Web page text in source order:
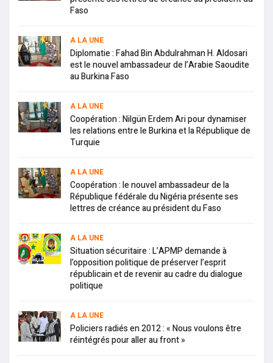
Faso
A LA UNE
Diplomatie : Fahad Bin Abdulrahman H. Aldosari
est le nouvel ambassadeur de l’Arabie Saoudite
au Burkina Faso
A LA UNE
Coopération : Nilgün Erdem Ari pour dynamiser
les relations entre le Burkina et la République de
Turquie
A LA UNE
Coopération : le nouvel ambassadeur de la
République fédérale du Nigéria présente ses
lettres de créance au président du Faso
A LA UNE
Situation sécuritaire : L’APMP demande à
l’opposition politique de préserver l’esprit
républicain et de revenir au cadre du dialogue
politique
A LA UNE
Policiers radiés en 2012 : « Nous voulons être
réintégrés pour aller au front »